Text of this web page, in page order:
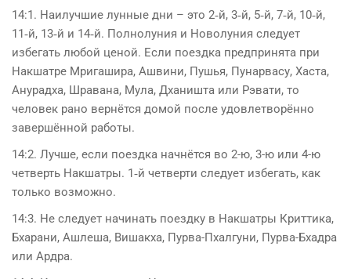
14:1. Наилучшие лунные дни – это 2‑й, 3‑й, 5‑й, 7‑й, 10‑й,
11‑й, 13‑й и 14‑й. Полнолуния и Новолуния следует
избегать любой ценой. Если поездка предпринята при
Накшатре Мригашира, Ашвини, Пушья, Пунарвасу, Хаста,
Анурадха, Шравана, Мула, Дханишта или Рэвати, то
человек рано вернётся домой после удовлетворённо
завершённой работы.
14:2. Лучше, если поездка начнётся во 2-ю, 3-ю или 4-ю
четверть Накшатры. 1‑й четверти следует избегать, как
только возможно.
14:3. Не следует начинать поездку в Накшатры Криттика,
Бхарани, Ашлеша, Вишакха, Пурва-Пхалгуни, Пурва-Бхадра
или Ардра.